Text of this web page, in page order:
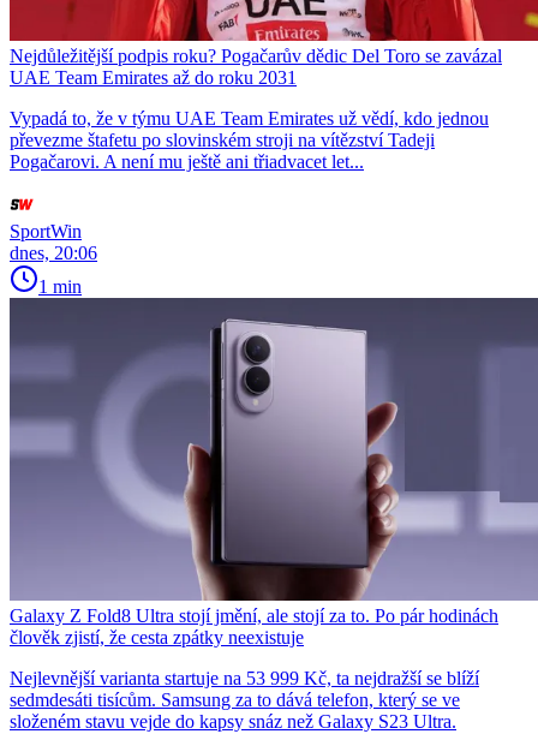
Nejdůležitější podpis roku? Pogačarův dědic Del Toro se zavázal
UAE Team Emirates až do roku 2031
Vypadá to, že v týmu UAE Team Emirates už vědí, kdo jednou
převezme štafetu po slovinském stroji na vítězství Tadeji
Pogačarovi. A není mu ještě ani třiadvacet let...
SportWin
dnes, 20:06
1 min
Galaxy Z Fold8 Ultra stojí jmění, ale stojí za to. Po pár hodinách
člověk zjistí, že cesta zpátky neexistuje
Nejlevnější varianta startuje na 53 999 Kč, ta nejdražší se blíží
sedmdesáti tisícům. Samsung za to dává telefon, který se ve
složeném stavu vejde do kapsy snáz než Galaxy S23 Ultra.